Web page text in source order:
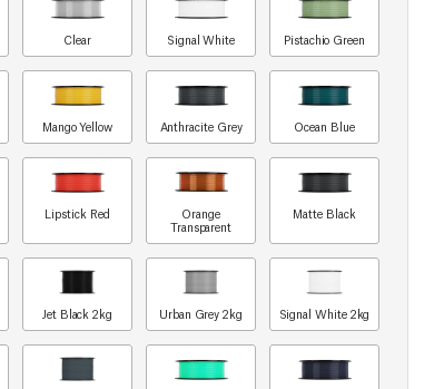
Clear Signal White Pistachio Green
Mango Yellow Anthracite Grey Ocean Blue
Lipstick Red
Orange
Transparent
Matte Black
Jet Black 2kg Urban Grey 2kg Signal White 2kg